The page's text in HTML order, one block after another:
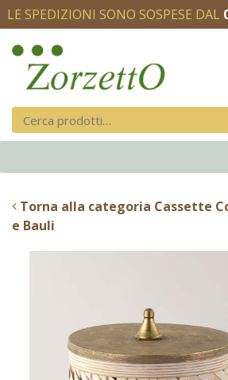
LE SPEDIZIONI SONO SOSPESE DAL
Torna alla categoria Cassette
e Bauli